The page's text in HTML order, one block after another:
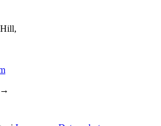
→